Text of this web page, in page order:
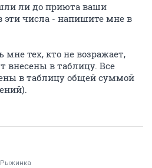
ли до приюта ваши
эти числа - напишите мне в
тех, кто не возражает,
внесены в таблицу. Все
в таблицу общей суммой
Рыжинка